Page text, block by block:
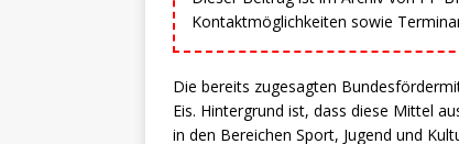
Kontaktmöglichkeiten sowie
Die bereits zugesagten
Eis. Hintergrund ist, dass diese Mittel
in den Bereichen Sport, Jugend und